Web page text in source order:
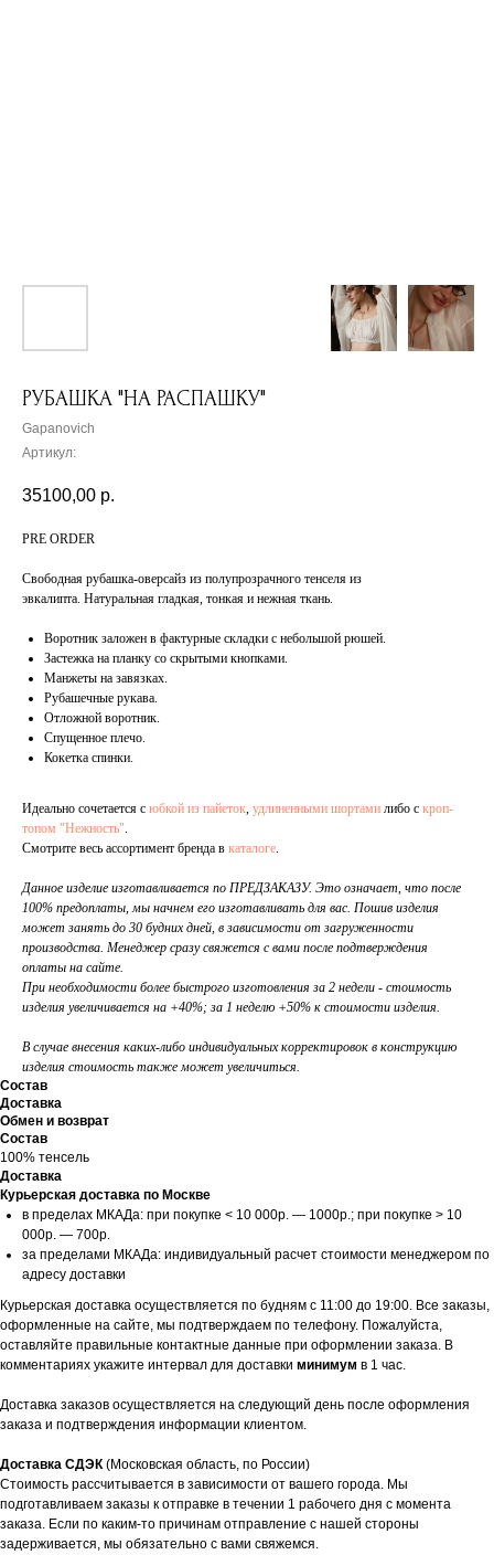
РУБАШКА "НА РАСПАШКУ"
Gapanovich
Артикул:
35100,00 р.
PRE ORDER
Свободная рубашка-оверсайз из полупрозрачного тенселя из
эвкалипта. Натуральная гладкая, тонкая и нежная ткань.
Воротник заложен в фактурные складки с небольшой рюшей.
Застежка на планку со скрытыми кнопками.
Манжеты на завязках.
Рубашечные рукава.
Отложной воротник.
Спущенное плечо.
Кокетка спинки.
Идеально сочетается с юбкой из пайеток, удлиненными шортами либо с кроп-
топом "Нежность".
Смотрите весь ассортимент бренда в каталоге.
Данное изделие изготавливается по ПРЕДЗАКАЗУ. Это означает, что после
100% предоплаты, мы начнем его изготавливать для вас. Пошив изделия
может занять до 30 будних дней, в зависимости от загруженности
производства. Менеджер сразу свяжется с вами после подтверждения
оплаты на сайте.
При необходимости более быстрого изготовления за 2 недели - стоимость
изделия увеличивается на +40%; за 1 неделю +50% к стоимости изделия.
В случае внесения каких-либо индивидуальных корректировок в конструкцию
изделия стоимость также может увеличиться.
Состав
Доставка
Обмен и возврат
Состав
100% тенсель
Доставка
Курьерская доставка по Москве
в пределах МКАДа: при покупке < 10 000р. — 1000р.; при покупке > 10
000р. — 700р.
за пределами МКАДа: индивидуальный расчет стоимости менеджером по
адресу доставки
Курьерская доставка осуществляется по будням с 11:00 до 19:00. Все заказы,
оформленные на сайте, мы подтверждаем по телефону. Пожалуйста,
оставляйте правильные контактные данные при оформлении заказа. В
комментариях укажите интервал для доставки минимум в 1 час.
Доставка заказов осуществляется на следующий день после оформления
заказа и подтверждения информации клиентом.
Доставка СДЭК(Московская область, по России)
Стоимость рассчитывается в зависимости от вашего города. Мы
подготавливаем заказы к отправке в течении 1 рабочего дня с момента
заказа. Если по каким-то причинам отправление с нашей стороны
задерживается, мы обязательно с вами свяжемся.